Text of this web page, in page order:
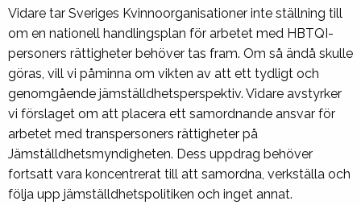
Vidare tar Sveriges Kvinnoorganisationer inte ställning till
om en nationell handlingsplan för arbetet med HBTQI-
personers rättigheter behöver tas fram. Om så ändå skulle
göras, vill vi påminna om vikten av att ett tydligt och
genomgående jämställdhetsperspektiv. Vidare avstyrker
vi förslaget om att placera ett samordnande ansvar för
arbetet med transpersoners rättigheter på
Jämställdhetsmyndigheten. Dess uppdrag behöver
fortsatt vara koncentrerat till att samordna, verkställa och
följa upp jämställdhetspolitiken och inget annat.